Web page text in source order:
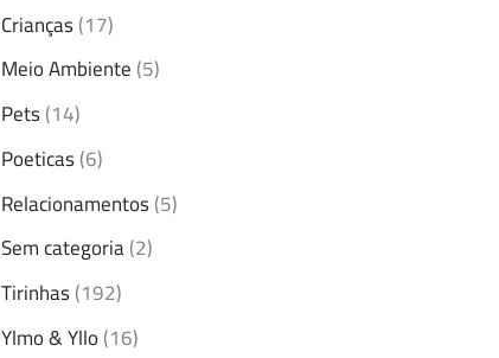
Crianças(17)
Meio Ambiente(5)
Pets(14)
Poeticas(6)
Relacionamentos(5)
Sem categoria(2)
Tirinhas(192)
Ylmo & Yllo(16)